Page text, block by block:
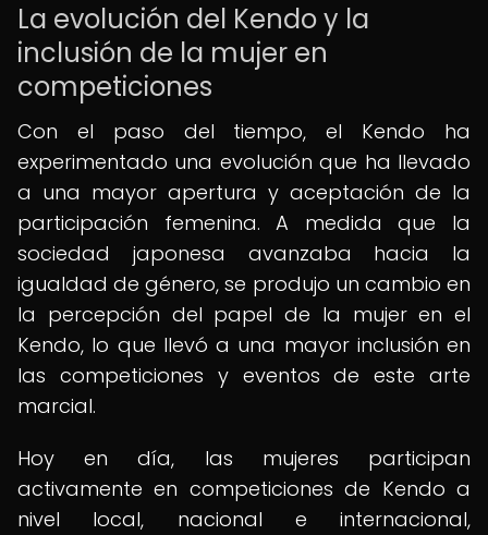
La evolución del Kendo y la
inclusión de la mujer en
competiciones
Con el paso del tiempo, el Kendo ha
experimentado una evolución que ha llevado
a una mayor apertura y aceptación de la
participación femenina. A medida que la
sociedad japonesa avanzaba hacia la
igualdad de género, se produjo un cambio en
la percepción del papel de la mujer en el
Kendo, lo que llevó a una mayor inclusión en
las competiciones y eventos de este arte
marcial.
Hoy en día, las mujeres participan
activamente en competiciones de Kendo a
nivel local, nacional e internacional,